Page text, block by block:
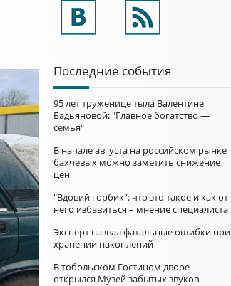
Последние события
95 лет труженице тыла Валентине
Бадьяновой: "Главное богатство —
семья"
В начале августа на российском рынке
бахчевых можно заметить снижение
цен
"Вдовий горбик": что это такое и как от
него избавиться – мнение специалиста
Эксперт назвал фатальные ошибки при
хранении накоплений
В тобольском Гостином дворе
открылся Музей забытых звуков